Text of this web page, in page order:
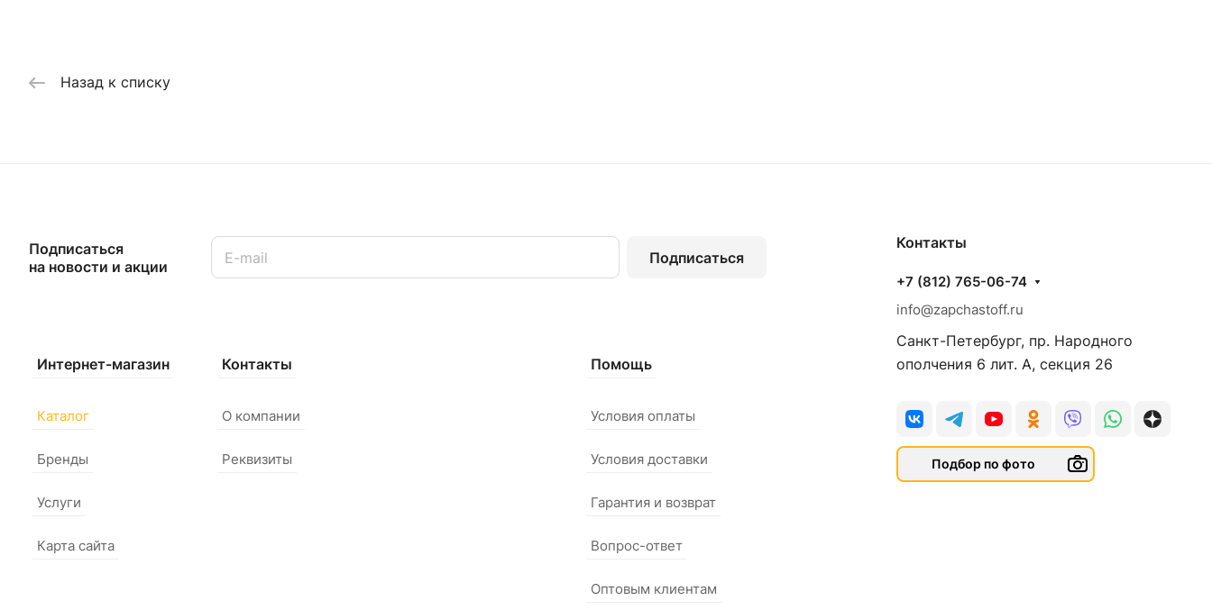
Назад к списку
Подписаться
на новости и акции
Подписаться
Интернет-магазин
Каталог
Бренды
Услуги
Карта сайта
Контакты
О компании
Реквизиты
Помощь
Условия оплаты
Условия доставки
Гарантия и возврат
Вопрос-ответ
Оптовым клиентам
Контакты
+7 (812) 765-06-74
info@zapchastoff.ru
Санкт-Петербург, пр. Народного
ополчения 6 лит. А, секция 26
Подбор по фото